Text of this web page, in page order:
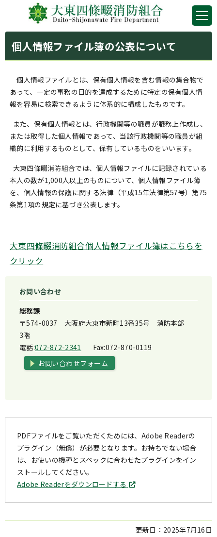
個人情報ファイル簿の公表について
個人情報ファイルとは、保有個人情報を含む情報の集合物で
あって、一定の事務の目的を達成するために特定の保有個人情
報を容易に検索できるように体系的に構成したものです。
また、保有個人情報とは、行政機関等の職員が職務上作成し、
または取得した個人情報であって、当該行政機関等の職員が組
織的に利用するものとして、保有しているものをいいます。
大東四條畷消防組合では、個人情報ファイルに記録されている
本人の数が1,000人以上のものについて、個人情報ファイル簿
を、個人情報の保護に関する法律（平成15年法律第57号）第75
条第1項の規定に基づき公表します。
大東四條畷消防組合個人情報ファイル簿はこちらを
クリック
お問い合わせ
総務課
電話:072-872-2341 Fax:072-870-0119
〒574-0037 大阪府大東市新町13番35号 消防本部
3階
お問い合わせフォーム
PDFファイルをご覧いただくためには、Adobe Readerの
プラグイン（無償）が必要となります。お持ちでない場合
は、お使いの機種とスペックに合わせたプラグインをイン
ストールしてください。
Adobe Readerをダウンロードする
更新日： 2025年7月16日